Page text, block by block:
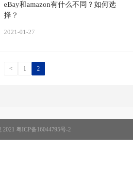
eBay和amazon有什么不同？如何选
择？
2021-01-27
< 1 2
2021 粤ICP备16044795号-2